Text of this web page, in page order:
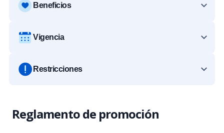
Beneficios
Vigencia
Restricciones
Reglamento de promoción